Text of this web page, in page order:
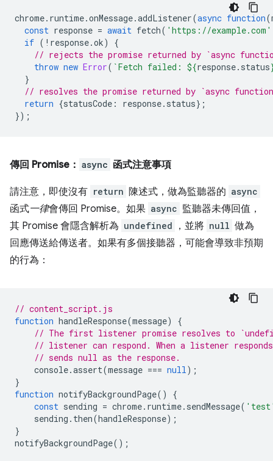
chrome. runtime.onMessage.addListener(async function(
const response = await fetch( 'https://example.com'
if ( ! response.ok)
{
// rejects the promise returned by `async
throw new Error( `Fetch failed: ${response. status
}
// resolves the promise returned by `async
return {statusCode : response. status};
});
傳回 Promise： async 函式注意事項
請注意，即使沒有 return 陳述式，做為監聽器的 async
函式一律會傳回 Promise。如果 async 監聽器未傳回值，
其 Promise 會隱含解析為 undefined ，並將 null 做為
回應傳送給傳送者。如果有多個接聽器，可能會導致非預期
的行為：
// content_script.js
function handleResponse(message)
{
// The first listener promise resolves to
// listener can respond. When a listener
// sends null as the response.
console.assert(message === null);
}
function notifyBackgroundPage()
{
const sending = chrome. runtime. sendMessage(
sending . then(handleResponse);
}
notifyBackgroundPage();